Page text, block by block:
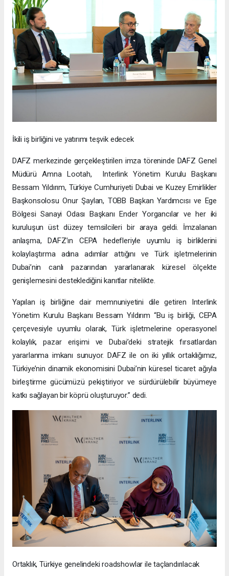
İkili iş birliğini ve yatırımı teşvik edecek
DAFZ merkezinde gerçekleştirilen imza töreninde DAFZ Genel
Müdürü Amna Lootah, Interlink Yönetim Kurulu Başkanı
Bessam Yıldırım, Türkiye Cumhuriyeti Dubai ve Kuzey Emirlikler
Başkonsolosu Onur Şaylan, TOBB Başkan Yardımcısı ve Ege
Bölgesi Sanayi Odası Başkanı Ender Yorgancılar ve her iki
kuruluşun üst düzey temsilcileri bir araya geldi. İmzalanan
anlaşma, DAFZ’ın CEPA hedefleriyle uyumlu iş birliklerini
kolaylaştırma adına adımlar attığını ve Türk işletmelerinin
Dubai’nin canlı pazarından yararlanarak küresel ölçekte
genişlemesini desteklediğini kanıtlar nitelikte.
Yapılan iş birliğine dair memnuniyetini dile getiren Interlink
Yönetim Kurulu Başkanı Bessam Yıldırım “Bu iş birliği, CEPA
çerçevesiyle uyumlu olarak, Türk işletmelerine operasyonel
kolaylık, pazar erişimi ve Dubai’deki stratejik fırsatlardan
yararlanma imkanı sunuyor. DAFZ ile on iki yıllık ortaklığımız,
Türkiye’nin dinamik ekonomisini Dubai’nin küresel ticaret ağıyla
birleştirme gücümüzü pekiştiriyor ve sürdürülebilir büyümeye
katkı sağlayan bir köprü oluşturuyor.” dedi.
Ortaklık, Türkiye genelindeki roadshowlar ile taçlandırılacak